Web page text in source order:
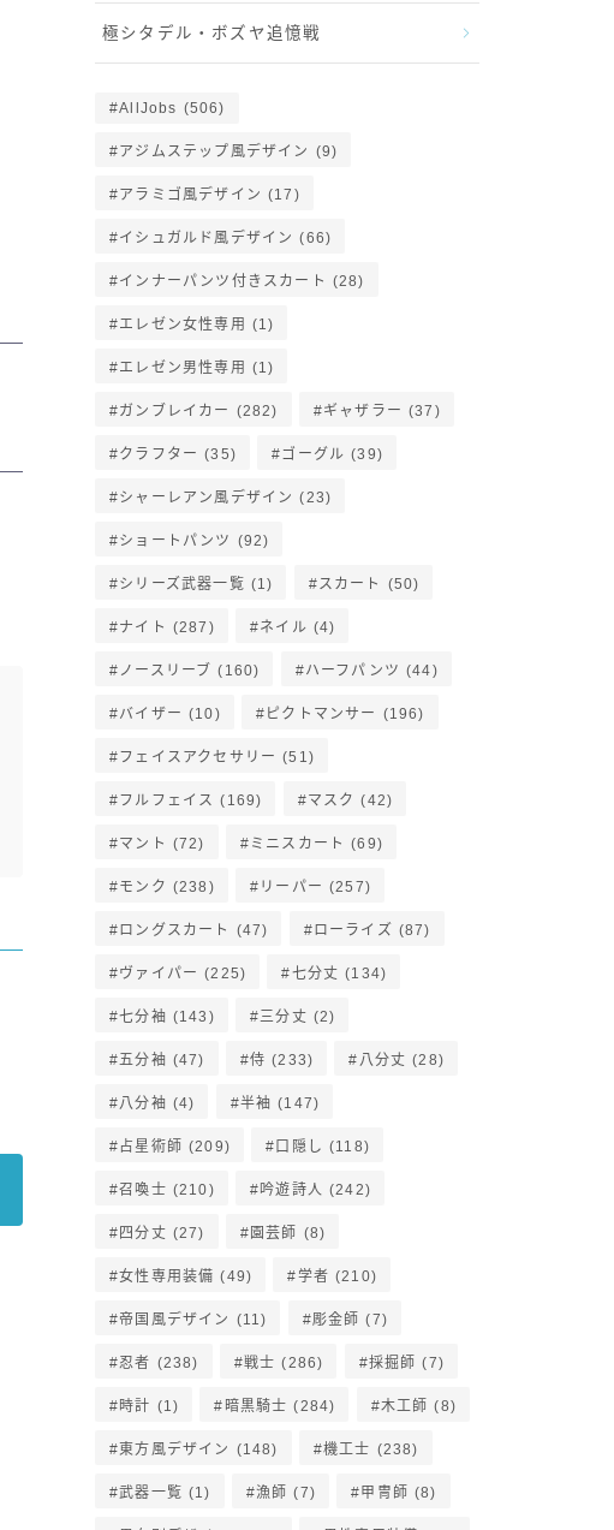
極シタデル・ボズヤ追憶戦
AllJobs (506)
アジムステップ風デザイン (9)
アラミゴ風デザイン (17)
イシュガルド風デザイン (66)
インナーパンツ付きスカート (28)
エレゼン女性専用 (1)
エレゼン男性専用 (1)
ガンブレイカー (282) ギャザラー (37)
クラフター (35) ゴーグル (39)
シャーレアン風デザイン (23)
ショートパンツ (92)
シリーズ武器一覧 (1) スカート (50)
ナイト (287) ネイル (4)
ノースリーブ (160) ハーフパンツ (44)
バイザー (10) ピクトマンサー (196)
フェイスアクセサリー (51)
フルフェイス (169) マスク (42)
マント (72) ミニスカート (69)
モンク (238) リーパー (257)
ロングスカート (47) ローライズ (87)
ヴァイパー (225) 七分丈 (134)
七分袖 (143) 三分丈 (2)
五分袖 (47) 侍 (233) 八分丈 (28)
八分袖 (4) 半袖 (147)
占星術師 (209) 口隠し (118)
召喚士 (210) 吟遊詩人 (242)
四分丈 (27) 園芸師 (8)
女性専用装備 (49) 学者 (210)
帝国風デザイン (11) 彫金師 (7)
忍者 (238) 戦士 (286) 採掘師 (7)
時計 (1) 暗黒騎士 (284) 木工師 (8)
東方風デザイン (148) 機工士 (238)
武器一覧 (1) 漁師 (7) 甲冑師 (8)